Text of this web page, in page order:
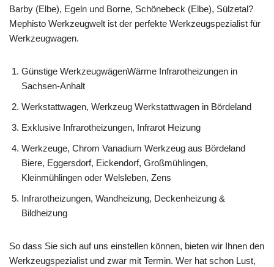
Barby (Elbe), Egeln und Borne, Schönebeck (Elbe), Sülzetal?
Mephisto Werkzeugwelt ist der perfekte Werkzeugspezialist für
Werkzeugwagen.
Günstige WerkzeugwägenWärme Infrarotheizungen in
Sachsen-Anhalt
Werkstattwagen, Werkzeug Werkstattwagen in Bördeland
Exklusive Infrarotheizungen, Infrarot Heizung
Werkzeuge, Chrom Vanadium Werkzeug aus Bördeland
Biere, Eggersdorf, Eickendorf, Großmühlingen,
Kleinmühlingen oder Welsleben, Zens
Infrarotheizungen, Wandheizung, Deckenheizung &
Bildheizung
So dass Sie sich auf uns einstellen können, bieten wir Ihnen den
Werkzeugspezialist und zwar mit Termin. Wer hat schon Lust,